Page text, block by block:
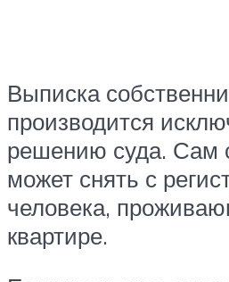
Выписка
производится
решению суда. Сам
может снять с
человека,
квартире.